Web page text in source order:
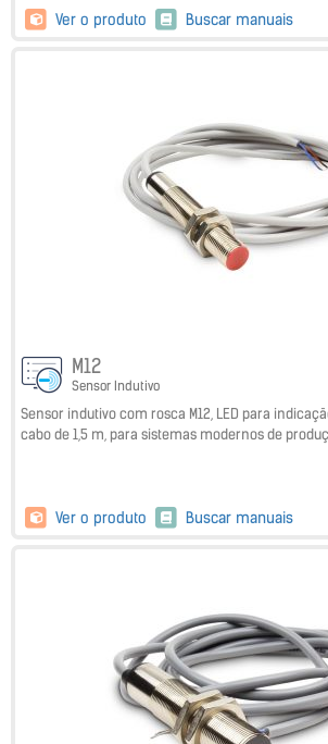
Ver o produto Buscar manuais
M12
Sensor Indutivo
Sensor indutivo com rosca M12, LED para
cabo de 1,5 m, para sistemas modernos de
Ver o produto Buscar manuais